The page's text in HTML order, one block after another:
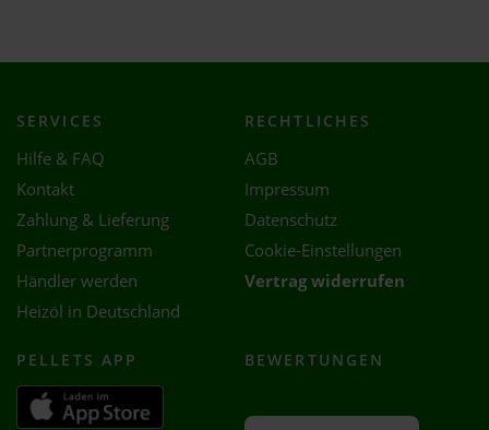
SERVICES
Hilfe & FAQ
Kontakt
Zahlung & Lieferung
Partnerprogramm
Händler werden
Heizöl in Deutschland
RECHTLICHES
AGB
Impressum
Datenschutz
Cookie-Einstellungen
Vertrag widerrufen
PELLETS APP BEWERTUNGEN